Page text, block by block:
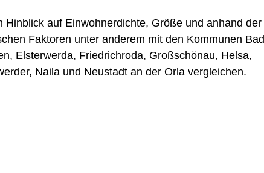
Hinblick auf Einwohnerdichte, Größe und anhand der
Faktoren unter anderem mit den Kommunen Bad
, Elsterwerda, Friedrichroda, Großschönau, Helsa,
, Naila und Neustadt an der Orla vergleichen.